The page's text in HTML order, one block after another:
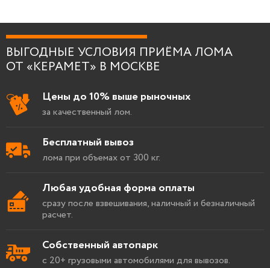
ВЫГОДНЫЕ УСЛОВИЯ ПРИЁМА ЛОМА
ОТ «КЕРАМЕТ» В МОСКВЕ
Цены до 10% выше рыночных
за качественный лом.
Бесплатный вывоз
лома при объемах от 300 кг.
Любая удобная форма оплаты
сразу после взвешивания, наличный и безналичный
расчет.
Собственный автопарк
с 20+ грузовыми автомобилями для вывозов.